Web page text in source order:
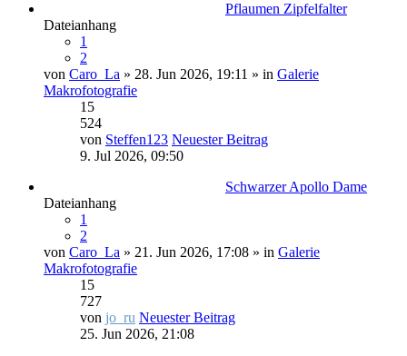
Pflaumen Zipfelfalter
Dateianhang
1
2
von Caro_La » 28. Jun 2026, 19:11 » in Galerie
Makrofotografie
15
524
von Steffen123 Neuester Beitrag
9. Jul 2026, 09:50
Schwarzer Apollo Dame
Dateianhang
1
2
von Caro_La » 21. Jun 2026, 17:08 » in Galerie
Makrofotografie
15
727
von jo_ru Neuester Beitrag
25. Jun 2026, 21:08